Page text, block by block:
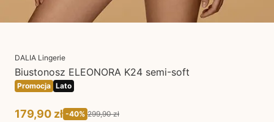
DALIA Lingerie
Biustonosz ELEONORA K24 semi-soft
Promocja Lato
179,90 zł -40% 299,90 zł